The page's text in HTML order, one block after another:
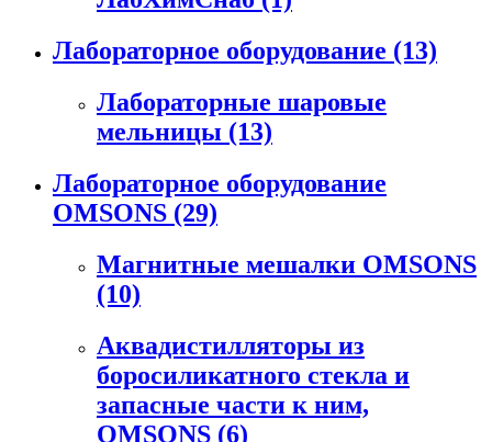
Лабораторное оборудование (13)
Лабораторные шаровые
мельницы (13)
Лабораторное оборудование
OMSONS (29)
Магнитные мешалки OMSONS
(10)
Аквадистилляторы из
боросиликатного стекла и
запасные части к ним,
OMSONS (6)